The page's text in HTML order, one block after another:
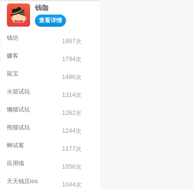
钱咖
查看详情
钱坊 1867次
赚客 1794次
鼠宝 1486次
火箭试玩 1314次
懒猫试玩 1262次
熊猫试玩 1244次
蝉试客 1177次
应用喵 1056次
天天钱庄ios 1044次